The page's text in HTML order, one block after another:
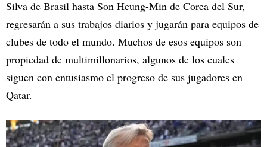
Silva de Brasil hasta Son Heung-Min de Corea del Sur,
regresarán a sus trabajos diarios y jugarán para equipos de
clubes de todo el mundo. Muchos de esos equipos son
propiedad de multimillonarios, algunos de los cuales
siguen con entusiasmo el progreso de sus jugadores en
Qatar.